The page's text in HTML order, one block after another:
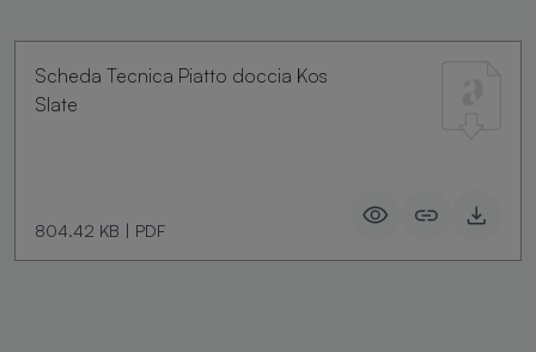
Scheda Tecnica Piatto doccia Kos
Slate
804.42 KB | PDF